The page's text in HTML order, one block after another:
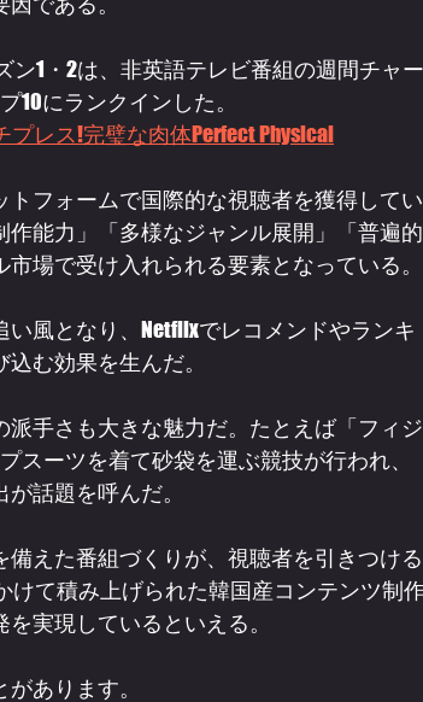
ン1・2は、非英語テレビ番組の週間チャー
10にランクインした。
レス!完璧な肉体Perfect Physical
フォームで国際的な視聴者を獲得してい
能力」「多様なジャンル展開」「普遍的
場で受け入れられる要素となっている。
風となり、Netflixでレコメンドやランキ
む効果を生んだ。
手さも大きな魅力だ。たとえば「フィジ
スーツを着て砂袋を運ぶ競技が行われ、
話題を呼んだ。
えた番組づくりが、視聴者を引きつける
て積み上げられた韓国産コンテンツ制
実現しているといえる。
あります。